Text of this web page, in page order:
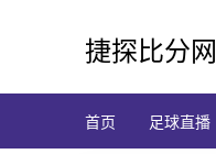
捷探比分网
首页 足球直播